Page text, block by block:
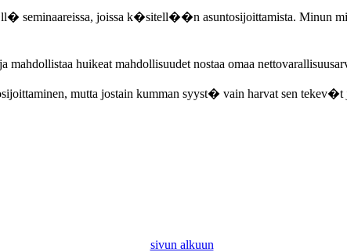
joissa k�sitell��n asuntosijoittamista. Minun
huikeat mahdollisuudet nostaa omaa
mutta jostain kumman syyst� vain harvat sen tekev�t
sivun alkuun